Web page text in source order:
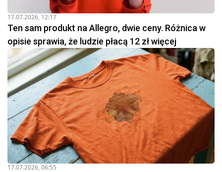
17.07.2026, 12:17
Ten sam produkt na Allegro, dwie ceny. Różnica w
opisie sprawia, że ludzie płacą 12 zł więcej
17.07.2026, 06:55